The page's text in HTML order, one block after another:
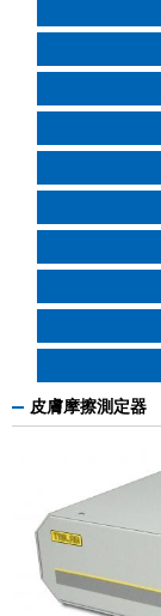
皮膚摩擦測定器